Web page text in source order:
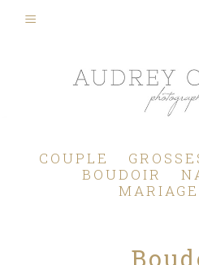
COUPLE
BOUDOIR
MARIAGE